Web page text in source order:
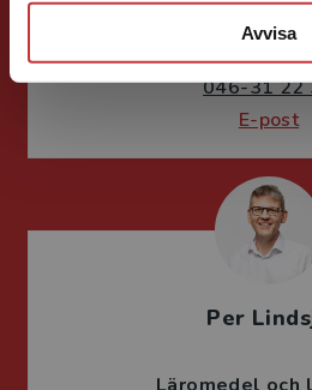
Avvisa
Engelska Gy
046-31 22
E-post
Per